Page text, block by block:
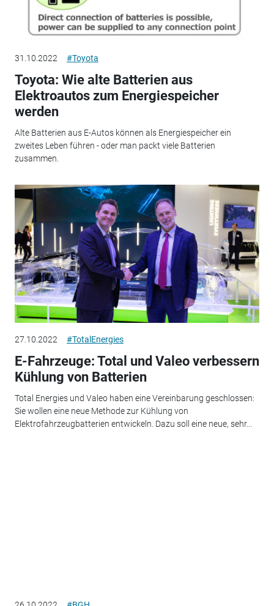
31.10.2022 #Toyota
Toyota: Wie alte Batterien aus
Elektroautos zum Energiespeicher
werden
Alte Batterien aus E-Autos können als Energiespeicher ein
zweites Leben führen - oder man packt viele Batterien
zusammen.
27.10.2022 #TotalEnergies
E-Fahrzeuge: Total und Valeo verbessern
Kühlung von Batterien
Total Energies und Valeo haben eine Vereinbarung geschlossen:
Sie wollen eine neue Methode zur Kühlung von
Elektrofahrzeugbatterien entwickeln. Dazu soll eine neue, sehr...